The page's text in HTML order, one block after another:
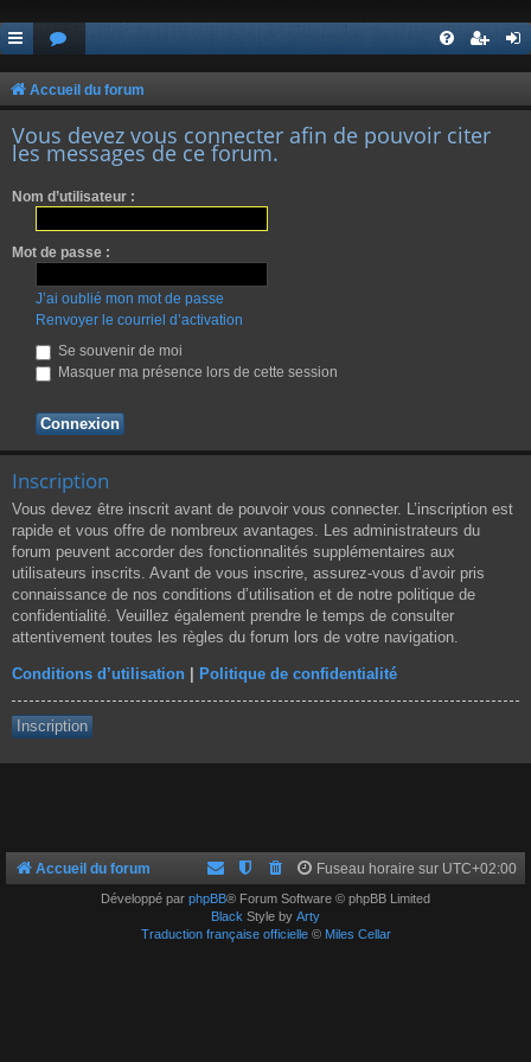
Accueil du forum
Vous devez vous connecter afin de pouvoir citer
les messages de ce forum.
Nom d’utilisateur :
Mot de passe :
J’ai oublié mon mot de passe
Renvoyer le courriel d’activation
Se souvenir de moi
Masquer ma présence lors de cette session
Inscription
Vous devez être inscrit avant de pouvoir vous connecter. L’inscription est
rapide et vous offre de nombreux avantages. Les administrateurs du
forum peuvent accorder des fonctionnalités supplémentaires aux
utilisateurs inscrits. Avant de vous inscrire, assurez-vous d’avoir pris
connaissance de nos conditions d’utilisation et de notre politique de
confidentialité. Veuillez également prendre le temps de consulter
attentivement toutes les règles du forum lors de votre navigation.
Conditions d’utilisation Politique de confidentialité
Inscription
Accueil du forum Fuseau horaire sur UTC+02:00
Développé par phpBB® Forum Software © phpBB Limited
Black Style by Arty
Traduction française officielle© Miles Cellar